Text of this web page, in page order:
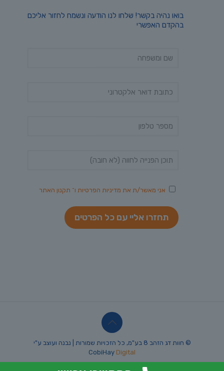
בואו נהיה בקשר! שלחו לנו הודעה ונשמח לחזור אליכם
בהקדם האפשרי
אני מאשר/ת את מדיניות הפרטיות ו־ תקנון האתר
© חוות דג הזהב 8 בע"מ, כל הזכויות שמורות | נבנה ועוצב ע"י
CobiHay Digital